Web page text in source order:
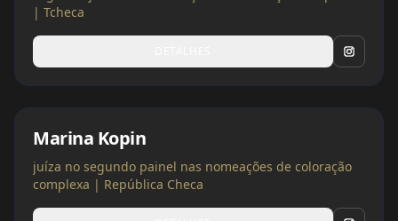
| Tcheca
Marina Kopin
juíza no segundo painel nas nomeações de coloração
complexa | República Checa